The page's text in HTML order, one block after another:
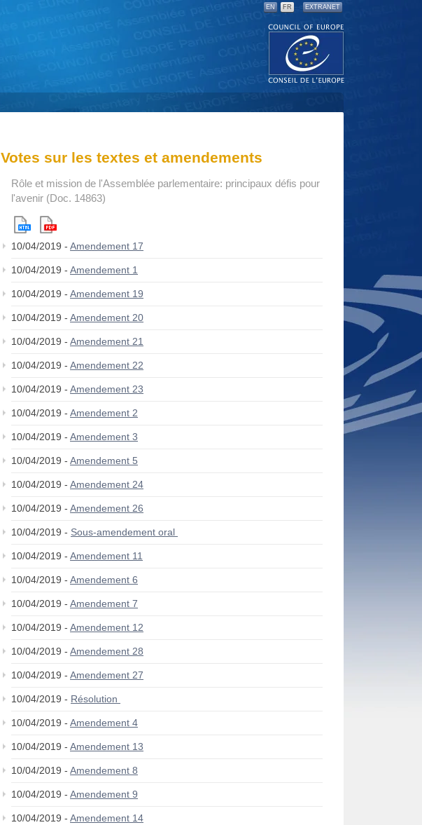
EN FR EXTRANET
Votes sur les textes et amendements
Rôle et mission de l'Assemblée parlementaire: principaux défis pour
l'avenir (Doc. 14863)
10/04/2019 - Amendement 17
10/04/2019 - Amendement 1
10/04/2019 - Amendement 19
10/04/2019 - Amendement 20
10/04/2019 - Amendement 21
10/04/2019 - Amendement 22
10/04/2019 - Amendement 23
10/04/2019 - Amendement 2
10/04/2019 - Amendement 3
10/04/2019 - Amendement 5
10/04/2019 - Amendement 24
10/04/2019 - Amendement 26
10/04/2019 - Sous-amendement oral
10/04/2019 - Amendement 11
10/04/2019 - Amendement 6
10/04/2019 - Amendement 7
10/04/2019 - Amendement 12
10/04/2019 - Amendement 28
10/04/2019 - Amendement 27
10/04/2019 - Résolution
10/04/2019 - Amendement 4
10/04/2019 - Amendement 13
10/04/2019 - Amendement 8
10/04/2019 - Amendement 9
10/04/2019 - Amendement 14